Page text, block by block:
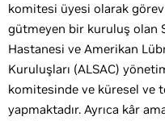
komitesi üyesi olarak görev
gütmeyen bir kuruluş olan
Hastanesi ve Amerikan
Kuruluşları (ALSAC)
komitesinde ve küresel ve
yapmaktadır. Ayrıca kâr